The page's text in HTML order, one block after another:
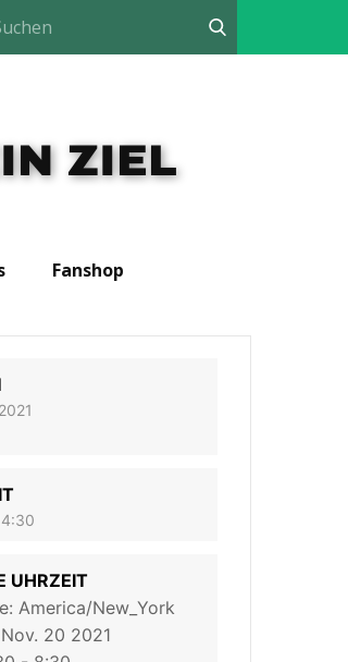
ZIEL
Fanshop
UHRZEIT
America/New_York
Nov. 20 2021